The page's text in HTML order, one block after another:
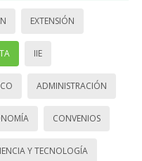
EXTENSIÓN
IIE
ADMINISTRACIÓN
CONVENIOS
Y TECNOLOGÍA